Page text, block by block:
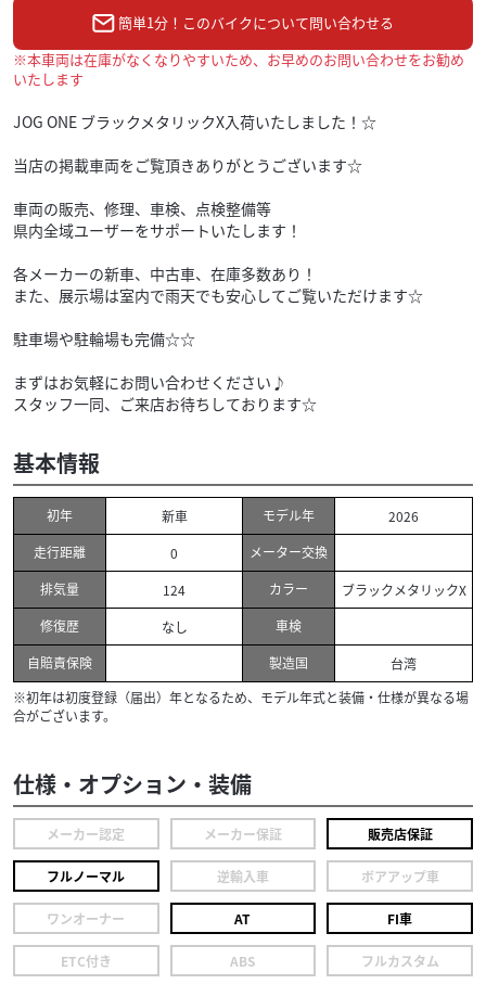
簡単1分！このバイクについて問い合わせる
※本車両は在庫がなくなりやすいため、お早めのお問い合わせをお勧め
いたします
JOG ONE ブラックメタリックX入荷いたしました！☆
当店の掲載車両をご覧頂きありがとうございます☆
車両の販売、修理、車検、点検整備等
県内全域ユーザーをサポートいたします！
各メーカーの新車、中古車、在庫多数あり！
また、展示場は室内で雨天でも安心してご覧いただけます☆
駐車場や駐輪場も完備☆☆
まずはお気軽にお問い合わせください♪
スタッフ一同、ご来店お待ちしております☆
基本情報
初年 新車 モデル年
2026
走行距離
0
メーター交換
排気量
124 カラー
ブラックメタリックX
修復歴
なし
車検
自賠責保険
製造国
台湾
※初年は初度登録（届出）年となるため、モデル年式と装備・仕様が異なる場
合がございます。
仕様・オプション・装備
メーカー認定 メーカー保証 販売店保証
フルノーマル 逆輸入車 ボアアップ車
ワンオーナー AT FI車
ETC付き ABS フルカスタム